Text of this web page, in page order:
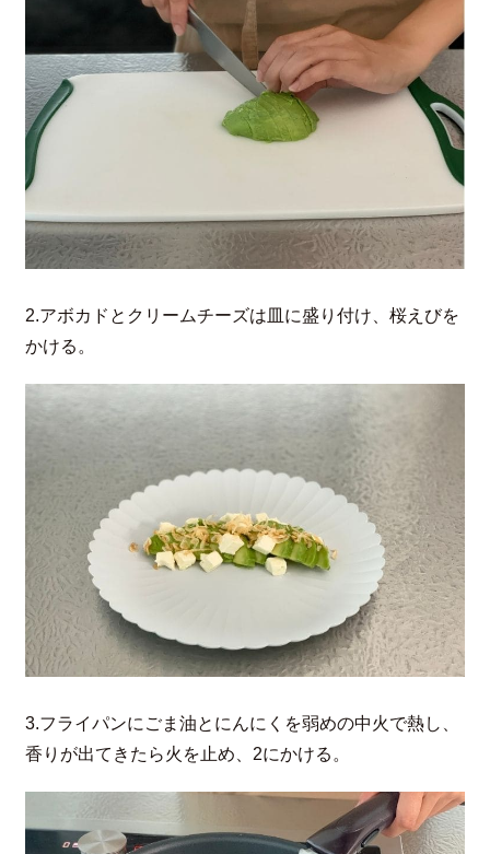
2.アボカドとクリームチーズは皿に盛り付け、桜えびを
かける。
3.フライパンにごま油とにんにくを弱めの中火で熱し、
香りが出てきたら火を止め、2にかける。